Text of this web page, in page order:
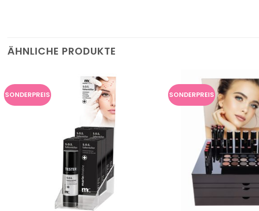
ÄHNLICHE PRODUKTE
SONDERPREIS SONDERPREIS